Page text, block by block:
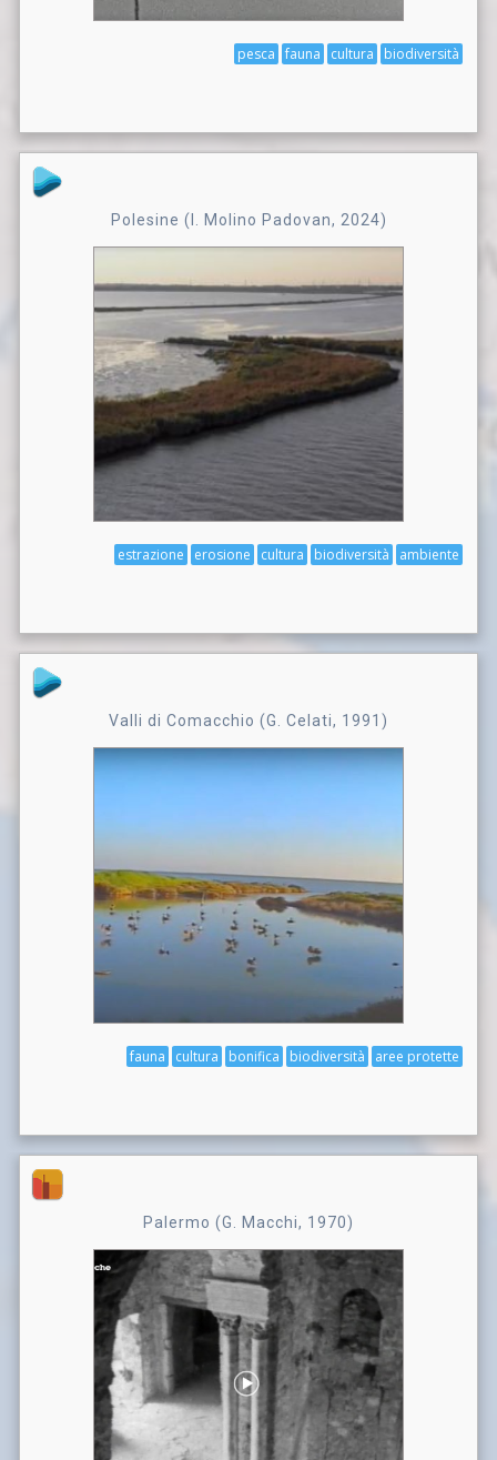
biodiversità
cultura
fauna
pesca
Polesine (I. Molino Padovan, 2024)
ambiente
biodiversità
cultura
erosione
estrazione
Valli di Comacchio (G. Celati, 1991)
aree protette
biodiversità
bonifica
cultura
fauna
Palermo (G. Macchi, 1970)